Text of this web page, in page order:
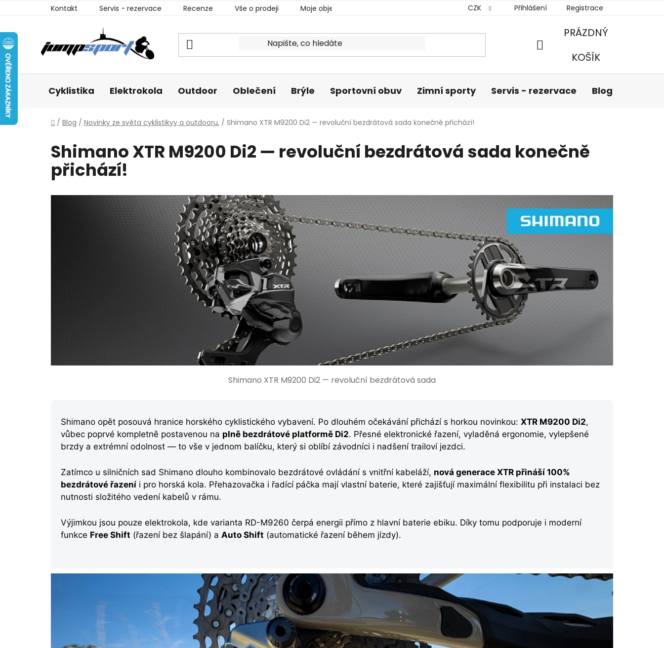
Kontakt Servis - rezervace Recenze Vše o prodeji Moje objednávka CZK Přihlášení Registrace
NÁKUPNÍ
PRÁZDNÝ
KOŠÍK
Cyklistika Elektrokola Outdoor Oblečení Brýle Sportovní obuv Zimní sporty Servis - rezervace Blog
Domů
/ Blog / Novinky ze světa cyklistikyy a outdooru. / Shimano XTR M9200 Di2 — revoluční bezdrátová sada konečně přichází!
Shimano XTR M9200 Di2 — revoluční bezdrátová sada konečně
přichází!
Shimano XTR M9200 Di2 — revoluční bezdrátová sada
Shimano opět posouvá hranice horského cyklistického vybavení. Po dlouhém očekávání přichází s horkou novinkou: XTR M9200 Di2,
vůbec poprvé kompletně postavenou na plně bezdrátové platformě Di2. Přesné elektronické řazení, vyladěná ergonomie, vylepšené
brzdy a extrémní odolnost — to vše v jednom balíčku, který si oblíbí závodníci i nadšení trailoví jezdci.
Zatímco u silničních sad Shimano dlouho kombinovalo bezdrátové ovládání s vnitřní kabeláží, nová generace XTR přináší 100%
bezdrátové řazení i pro horská kola. Přehazovačka i řadící páčka mají vlastní baterie, které zajišťují maximální flexibilitu při instalaci bez
nutnosti složitého vedení kabelů v rámu.
Výjimkou jsou pouze elektrokola, kde varianta RD-M9260 čerpá energii přímo z hlavní baterie ebiku. Díky tomu podporuje i moderní
funkce Free Shift (řazení bez šlapání) a Auto Shift (automatické řazení během jízdy).